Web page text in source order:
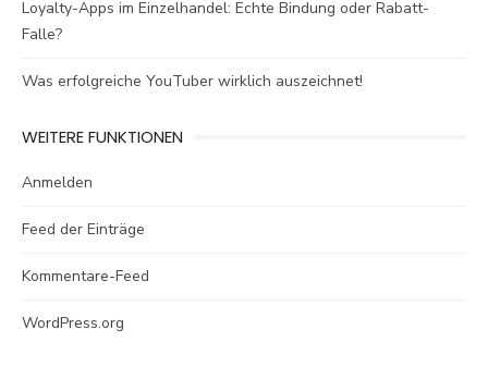
Loyalty-Apps im Einzelhandel: Echte Bindung oder Rabatt-
Falle?
Was erfolgreiche YouTuber wirklich auszeichnet!
WEITERE FUNKTIONEN
Anmelden
Feed der Einträge
Kommentare-Feed
WordPress.org